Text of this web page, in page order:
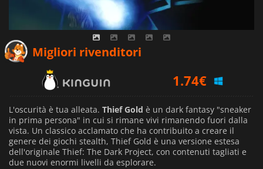
Migliori rivenditori
1.74€
2.16€
L'oscurità è tua alleata. Thief Gold è un dark fantasy "sneaker
in prima persona" in cui si rimane vivi rimanendo fuori dalla
vista. Un classico acclamato che ha contribuito a creare il
genere dei giochi stealth, Thief Gold è una versione estesa
dell'originale Thief: The Dark Project, con contenuti tagliati e
due nuovi enormi livelli da esplorare.